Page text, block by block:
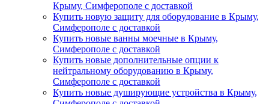
Крыму, Симферополе с доставкой
Купить новую защиту для оборудование в Крыму,
Симферополе с доставкой
Купить новые ванны моечные в Крыму,
Симферополе с доставкой
Купить новые дополнительные опции к
нейтральному оборудованию в Крыму,
Симферополе с доставкой
Купить новые душирующие устройства в Крыму,